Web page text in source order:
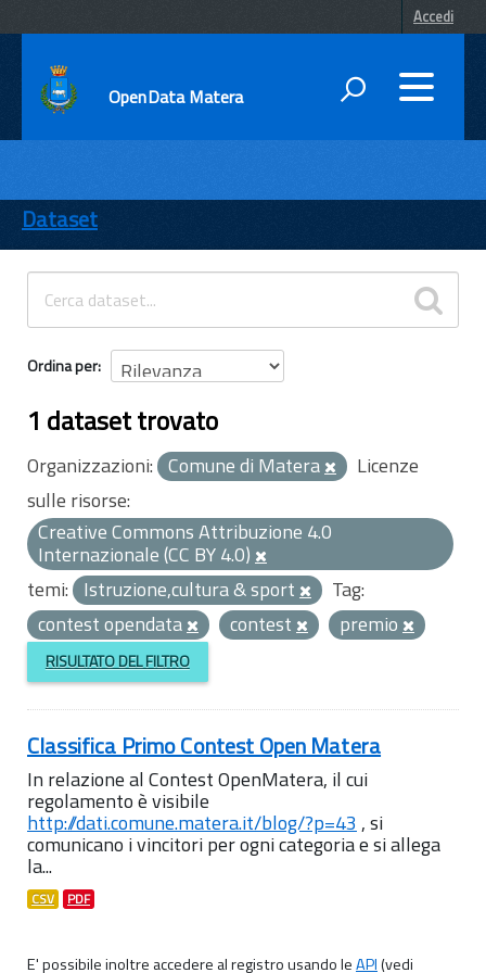
Accedi
OpenData Matera
ENTI
TEMI
INFORMAZIONI
Dataset
Ordina per
1 dataset trovato
Organizzazioni: Comune di Matera
Licenze
sulle risorse:
Creative Commons Attribuzione 4.0
Internazionale (CC BY 4.0)
temi: Istruzione,cultura & sport
Tag:
contest opendata
contest premio
RISULTATO DEL FILTRO
Classifica Primo Contest Open Matera
In relazione al Contest OpenMatera, il cui
regolamento è visibile
http://dati.comune.matera.it/blog/?p=43 , si
comunicano i vincitori per ogni categoria e si allega
la...
CSV PDF
E' possibile inoltre accedere al registro usando leAPI(vedi